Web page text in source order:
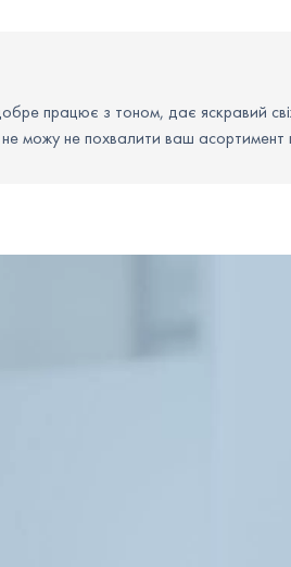
начале
працює з тоном, дає яскравий
не можу не похвалити ваш